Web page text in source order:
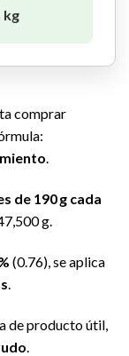
kg
comprar
.
de 190 g cada
g.
(0.76), se aplica
.
de producto útil,